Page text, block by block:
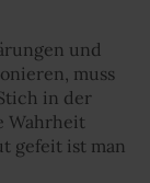
und
muss
in der
Wahrheit
gefeit ist man